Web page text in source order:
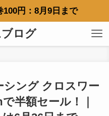
円：8月9日まで
ログ
シング クロスワー
半額セール！｜